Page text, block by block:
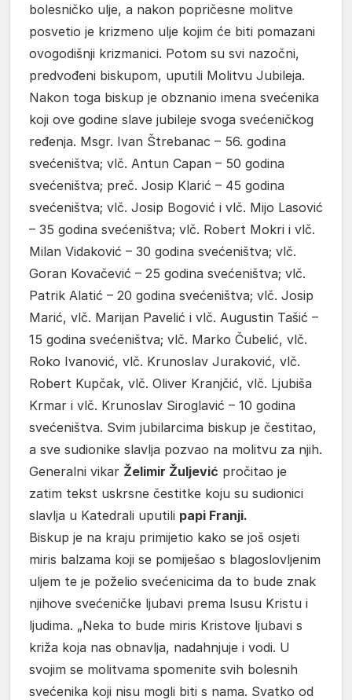
bolesničko ulje, a nakon popričesne molitve
posvetio je krizmeno ulje kojim će biti pomazani
ovogodišnji krizmanici. Potom su svi nazočni,
predvođeni biskupom, uputili Molitvu Jubileja.
Nakon toga biskup je obznanio imena svećenika
koji ove godine slave jubileje svoga svećeničkog
ređenja. Msgr. Ivan Štrebanac – 56. godina
svećeništva; vlč. Antun Capan – 50 godina
svećeništva; preč. Josip Klarić – 45 godina
svećeništva; vlč. Josip Bogović i vlč. Mijo Lasović
– 35 godina svećeništva; vlč. Robert Mokri i vlč.
Milan Vidaković – 30 godina svećeništva; vlč.
Goran Kovačević – 25 godina svećeništva; vlč.
Patrik Alatić – 20 godina svećeništva; vlč. Josip
Marić, vlč. Marijan Pavelić i vlč. Augustin Tašić –
15 godina svećeništva; vlč. Marko Čubelić, vlč.
Roko Ivanović, vlč. Krunoslav Juraković, vlč.
Robert Kupčak, vlč. Oliver Kranjčić, vlč. Ljubiša
Krmar i vlč. Krunoslav Siroglavić – 10 godina
svećeništva. Svim jubilarcima biskup je čestitao,
a sve sudionike slavlja pozvao na molitvu za njih.
Generalni vikar Želimir Žuljević pročitao je
zatim tekst uskrsne čestitke koju su sudionici
slavlja u Katedrali uputili papi Franji.
Biskup je na kraju primijetio kako se još osjeti
miris balzama koji se pomiješao s blagoslovljenim
uljem te je poželio svećenicima da to bude znak
njihove svećeničke ljubavi prema Isusu Kristu i
ljudima. „Neka to bude miris Kristove ljubavi s
križa koja nas obnavlja, nadahnjuje i vodi. U
svojim se molitvama spomenite svih bolesnih
svećenika koji nisu mogli biti s nama. Svatko od